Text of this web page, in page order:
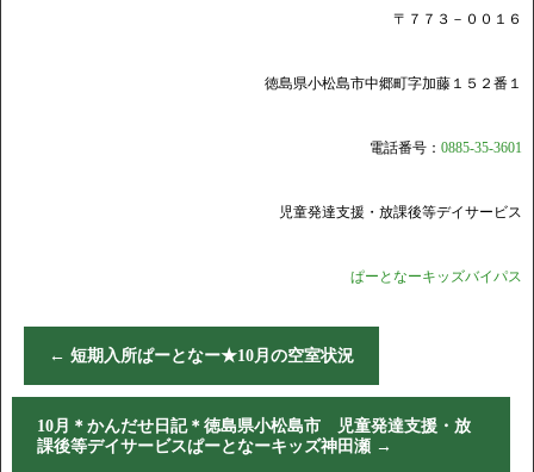
〒７７３－００１６
徳島県小松島市中郷町字加藤１５２番１
電話番号： 0885-35-3601
児童発達支援・放課後等デイサービス
ぱーとなーキッズバイパス
← 短期入所ぱーとなー★10月の空室状況
10月＊かんだせ日記＊徳島県小松島市 児童発達支援・放
課後等デイサービスぱーとなーキッズ神田瀬 →